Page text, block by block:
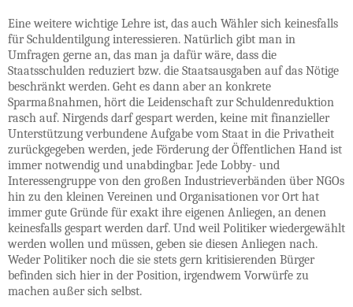
Eine weitere wichtige Lehre ist, das auch Wähler sich keinesfalls
für Schuldentilgung interessieren. Natürlich gibt man in
Umfragen gerne an, das man ja dafür wäre, dass die
Staatsschulden reduziert bzw. die Staatsausgaben auf das Nötige
beschränkt werden. Geht es dann aber an konkrete
Sparmaßnahmen, hört die Leidenschaft zur Schuldenreduktion
rasch auf. Nirgends darf gespart werden, keine mit finanzieller
Unterstützung verbundene Aufgabe vom Staat in die Privatheit
zurückgegeben werden, jede Förderung der Öffentlichen Hand ist
immer notwendig und unabdingbar. Jede Lobby- und
Interessengruppe von den großen Industrieverbänden über NGOs
hin zu den kleinen Vereinen und Organisationen vor Ort hat
immer gute Gründe für exakt ihre eigenen Anliegen, an denen
keinesfalls gespart werden darf. Und weil Politiker wiedergewählt
werden wollen und müssen, geben sie diesen Anliegen nach.
Weder Politiker noch die sie stets gern kritisierenden Bürger
befinden sich hier in der Position, irgendwem Vorwürfe zu
machen außer sich selbst.